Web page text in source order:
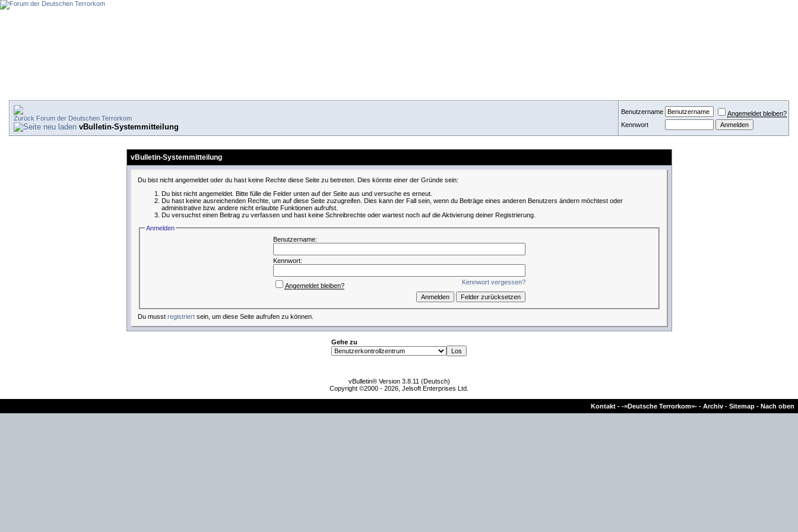
Forum der Deutschen Terrorkom
vBulletin-Systemmitteilung
Benutzername
Angemeldet bleiben?
Kennwort
vBulletin-Systemmitteilung
Du bist nicht angemeldet oder du hast keine Rechte diese Seite zu betreten. Dies könnte einer der Gründe sein:
Du bist nicht angemeldet. Bitte fülle die Felder unten auf der Seite aus und versuche es erneut.
Du hast keine ausreichenden Rechte, um auf diese Seite zuzugreifen. Dies kann der Fall sein, wenn du Beiträge eines anderen Benutzers ändern möchtest oder
administrative bzw. andere nicht erlaubte Funktionen aufrufst.
Du versuchst einen Beitrag zu verfassen und hast keine Schreibrechte oder wartest noch auf die Aktivierung deiner Registrierung.
Anmelden
Benutzername:
Kennwort:
Kennwort vergessen?
Angemeldet bleiben?
Du musst registriertsein, um diese Seite aufrufen zu können.
Gehe zu
vBulletin® Version 3.8.11 (Deutsch)
Copyright ©2000 - 2026, Jelsoft Enterprises Ltd.
Kontakt - -=Deutsche Terrorkom=- - Archiv - Sitemap - Nach oben